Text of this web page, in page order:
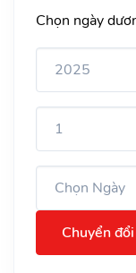
Chọn ngày
Chuyển đổi